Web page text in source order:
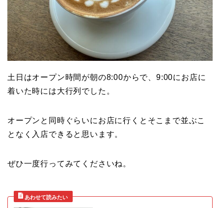
土日はオープン時間が朝の8:00からで、9:00にお店に
着いた時には大行列でした。
オープンと同時ぐらいにお店に行くとそこまで並ぶこ
となく入店できると思います。
ぜひ一度行ってみてくださいね。